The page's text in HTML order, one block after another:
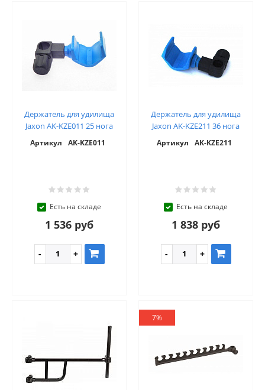
Держатель для удилища
Jaxon AK-KZE011 25 нога
Артикул AK-KZE011
Есть на складе
1 536 руб
Держатель для удилища
Jaxon AK-KZE211 36 нога
Артикул AK-KZE211
Есть на складе
1 838 руб
7%